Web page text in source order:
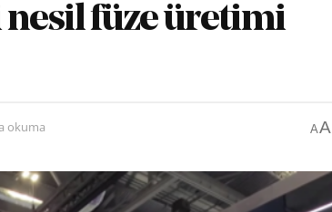
nesil füze üretimi
okuma AA